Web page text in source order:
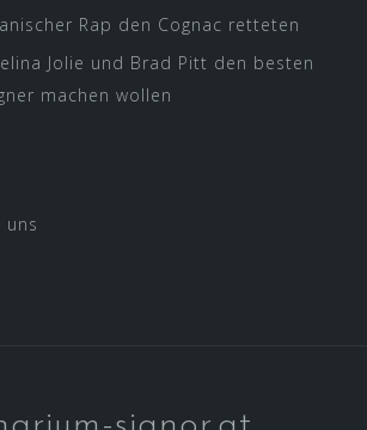
Rap den Cognac retteten
Jolie und Brad Pitt den besten
machen wollen
uns